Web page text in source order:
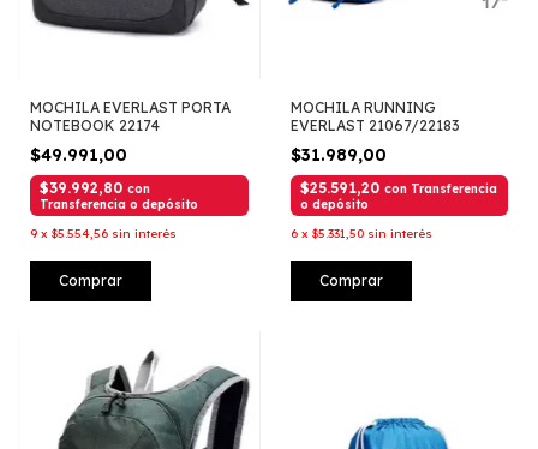
MOCHILA EVERLAST PORTA
NOTEBOOK 22174
$49.991,00
$39.992,80 con
Transferencia o depósito
9 x $5.554,56 sin interés
Comprar
MOCHILA RUNNING
EVERLAST 21067/22183
$31.989,00
$25.591,20 con Transferencia
o depósito
6 x $5.331,50 sin interés
Comprar